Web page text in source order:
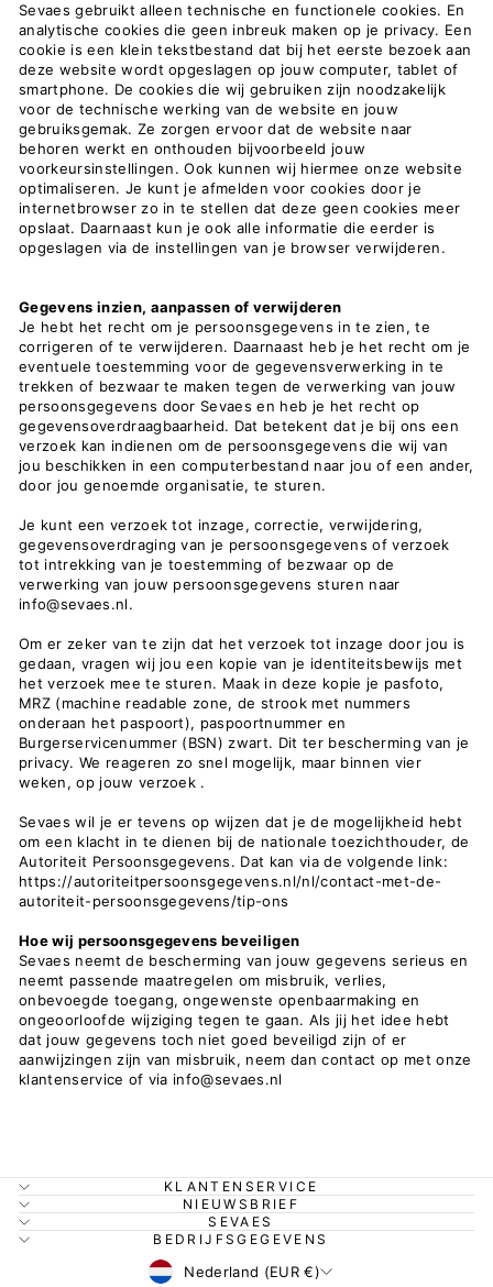
Sevaes gebruikt alleen technische en functionele cookies. En
analytische cookies die geen inbreuk maken op je privacy. Een
cookie is een klein tekstbestand dat bij het eerste bezoek aan
deze website wordt opgeslagen op jouw computer, tablet of
smartphone. De cookies die wij gebruiken zijn noodzakelijk
voor de technische werking van de website en jouw
gebruiksgemak. Ze zorgen ervoor dat de website naar
behoren werkt en onthouden bijvoorbeeld jouw
voorkeursinstellingen. Ook kunnen wij hiermee onze website
optimaliseren. Je kunt je afmelden voor cookies door je
internetbrowser zo in te stellen dat deze geen cookies meer
opslaat. Daarnaast kun je ook alle informatie die eerder is
opgeslagen via de instellingen van je browser verwijderen.
Gegevens inzien, aanpassen of verwijderen
Je hebt het recht om je persoonsgegevens in te zien, te
corrigeren of te verwijderen. Daarnaast heb je het recht om je
eventuele toestemming voor de gegevensverwerking in te
trekken of bezwaar te maken tegen de verwerking van jouw
persoonsgegevens door Sevaes en heb je het recht op
gegevensoverdraagbaarheid. Dat betekent dat je bij ons een
verzoek kan indienen om de persoonsgegevens die wij van
jou beschikken in een computerbestand naar jou of een ander,
door jou genoemde organisatie, te sturen.
Je kunt een verzoek tot inzage, correctie, verwijdering,
gegevensoverdraging van je persoonsgegevens of verzoek
tot intrekking van je toestemming of bezwaar op de
verwerking van jouw persoonsgegevens sturen naar
info@sevaes.nl.
Om er zeker van te zijn dat het verzoek tot inzage door jou is
gedaan, vragen wij jou een kopie van je identiteitsbewijs met
het verzoek mee te sturen. Maak in deze kopie je pasfoto,
MRZ (machine readable zone, de strook met nummers
onderaan het paspoort), paspoortnummer en
Burgerservicenummer (BSN) zwart. Dit ter bescherming van je
privacy. We reageren zo snel mogelijk, maar binnen vier
weken, op jouw verzoek .
Sevaes wil je er tevens op wijzen dat je de mogelijkheid hebt
om een klacht in te dienen bij de nationale toezichthouder, de
Autoriteit Persoonsgegevens. Dat kan via de volgende link:
https://autoriteitpersoonsgegevens.nl/nl/contact-met-de-
autoriteit-persoonsgegevens/tip-ons
Hoe wij persoonsgegevens beveiligen
Sevaes neemt de bescherming van jouw gegevens serieus en
neemt passende maatregelen om misbruik, verlies,
onbevoegde toegang, ongewenste openbaarmaking en
ongeoorloofde wijziging tegen te gaan. Als jij het idee hebt
dat jouw gegevens toch niet goed beveiligd zijn of er
aanwijzingen zijn van misbruik, neem dan contact op met onze
klantenservice of via info@sevaes.nl
KLANTENSERVICE
NIEUWSBRIEF
SEVAES
BEDRIJFSGEGEVENS
Valuta
Nederland (EUR €)